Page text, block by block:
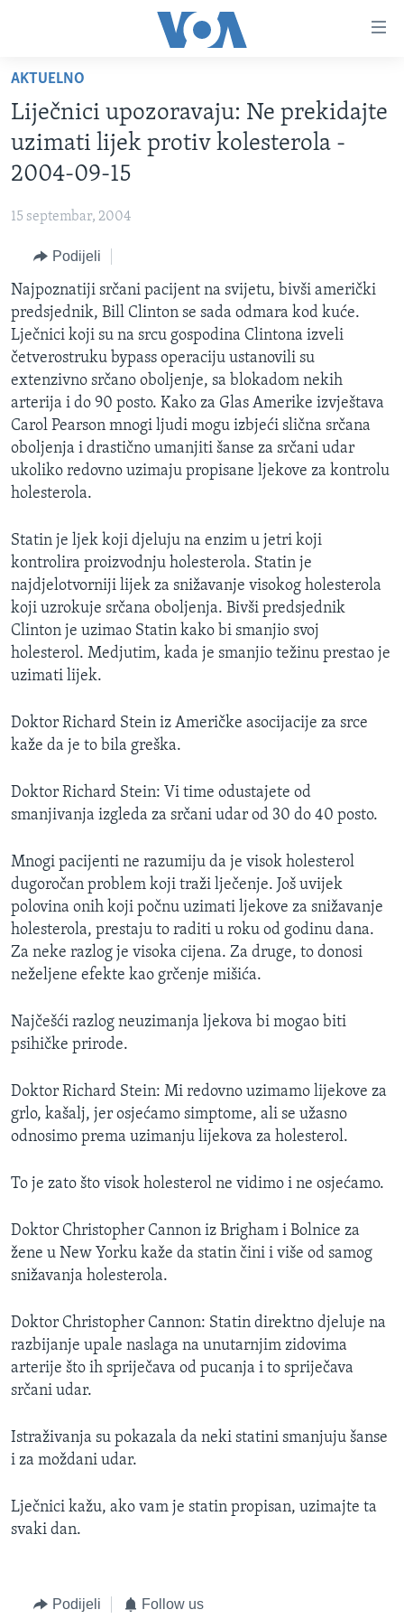
glavni
sadržaj
Pređi
na
glavnu
Idi
pretragu
VIDEO
FOTOGRAFIJE DANA
SJEDINJENE AMERIČKE DRŽAVE
BOSNA I HERCEGOVINA
SVIJET
NAUKA I TEHNOLOGIJA
SPECIJALNI PROJEKTI
KORUPCIJA
SLOBODA MEDIJA
ŽENSKA STRANA
IZBJEGLIČKA STRANA
MAGAZIN
O GLASU AMERIKE
Learning English
PRATITE NAS
Jezici
AKTUELNO
Liječnici upozoravaju: Ne prekidajte
uzimati lijek protiv kolesterola -
2004-09-15
15 septembar, 2004
Podijeli
Najpoznatiji srčani pacijent na svijetu, bivši američki
predsjednik, Bill Clinton se sada odmara kod kuće.
Lječnici koji su na srcu gospodina Clintona izveli
četverostruku bypass operaciju ustanovili su
extenzivno srčano oboljenje, sa blokadom nekih
arterija i do 90 posto. Kako za Glas Amerike izvještava
Carol Pearson mnogi ljudi mogu izbjeći slična srčana
oboljenja i drastično umanjiti šanse za srčani udar
ukoliko redovno uzimaju propisane ljekove za kontrolu
holesterola.
Statin je ljek koji djeluju na enzim u jetri koji
kontrolira proizvodnju holesterola. Statin je
najdjelotvorniji lijek za snižavanje visokog holesterola
koji uzrokuje srčana oboljenja. Bivši predsjednik
Clinton je uzimao Statin kako bi smanjio svoj
holesterol. Medjutim, kada je smanjio težinu prestao je
uzimati lijek.
Doktor Richard Stein iz Američke asocijacije za srce
kaže da je to bila greška.
Doktor Richard Stein: Vi time odustajete od
smanjivanja izgleda za srčani udar od 30 do 40 posto.
Mnogi pacijenti ne razumiju da je visok holesterol
dugoročan problem koji traži lječenje. Još uvijek
polovina onih koji počnu uzimati ljekove za snižavanje
holesterola, prestaju to raditi u roku od godinu dana.
Za neke razlog je visoka cijena. Za druge, to donosi
neželjene efekte kao grčenje mišića.
Najčešći razlog neuzimanja ljekova bi mogao biti
psihičke prirode.
Doktor Richard Stein: Mi redovno uzimamo lijekove za
grlo, kašalj, jer osjećamo simptome, ali se užasno
odnosimo prema uzimanju lijekova za holesterol.
To je zato što visok holesterol ne vidimo i ne osjećamo.
Doktor Christopher Cannon iz Brigham i Bolnice za
žene u New Yorku kaže da statin čini i više od samog
snižavanja holesterola.
Doktor Christopher Cannon: Statin direktno djeluje na
razbijanje upale naslaga na unutarnjim zidovima
arterije što ih spriječava od pucanja i to spriječava
srčani udar.
Istraživanja su pokazala da neki statini smanjuju šanse
i za moždani udar.
Lječnici kažu, ako vam je statin propisan, uzimajte ta
svaki dan.
Podijeli Follow us